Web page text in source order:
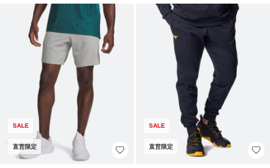
SALE
直営限定
SALE
直営限定